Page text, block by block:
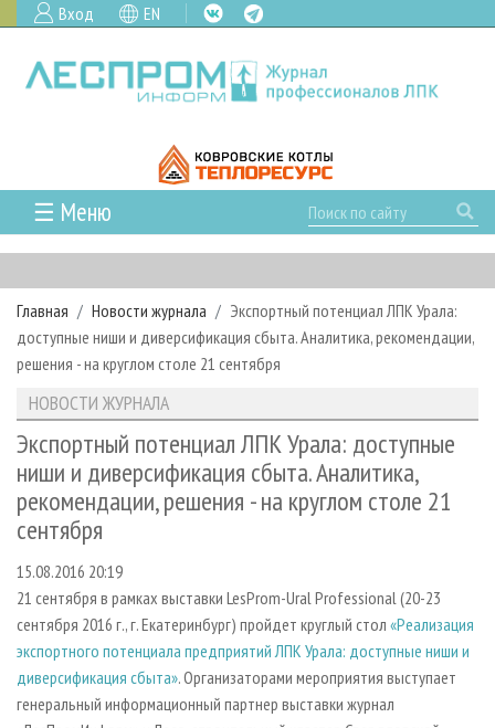
Вход EN
☰ Меню
ГЛАВНАЯ
РУБРИКИ И ТЕМЫ
РУБРИКИ ЖУРНАЛА
ЛЕСНОЕ ХОЗЯЙСТВО
ЛЕСОЗАГОТОВКА
ЛЕСОПИЛЕНИЕ
ДЕРЕВООБРАБОТКА
СУШКА ДРЕВЕСИНЫ
ПРОИЗВОДСТВО ДРЕВЕСНЫХ ПЛИТ
ДЕРЕВЯННОЕ ДОМОСТРОЕНИЕ
ПРОИЗВОДСТВО МЕБЕЛИ
БИОЭНЕРГЕТИКА
ЦБП
НОВОСТИ
КАЛЕНДАРЬ СОБЫТИЙ
НОВОСТИ ЛПК
НОВОСТИ ЖУРНАЛА
НОВОСТИ КОМПАНИЙ
ПРОЕКТЫ ЛПИ
АНАЛИТИКА
ПРЕДПРИЯТИЯ ЛПК
ЛЕСНЫЕ РЕГИОНЫ РОССИИ
ПЕРСОНЫ
МОБИЛЬНЫЕ ВЫСТАВКИ
ОФИЦИАЛЬНЫЕ ДЕЛЕГАЦИИ
ПРИОРИТЕТНЫЕ ИНВЕСТПРОЕКТЫ
RUSSIAN FORESTRY REVIEW
ГАЗЕТА ЛЕСПРОМФОРУМ
АРХИВ
АРХИВ ЖУРНАЛОВ
СТАТЬИ
О ЖУРНАЛЕ
ПОДПИСКА
КОНТАКТЫ
РЕКЛАМОДАТЕЛЯМ
РЕКЛАМА
РЕКЛАМА НА САЙТЕ
Главная Новости журнала
Экспортный потенциал ЛПК Урала:
доступные ниши и диверсификация сбыта. Аналитика, рекомендации,
решения - на круглом столе 21 сентября
НОВОСТИ ЖУРНАЛА
Экспортный потенциал ЛПК Урала: доступные
ниши и диверсификация сбыта. Аналитика,
рекомендации, решения - на круглом столе 21
сентября
15.08.2016 20:19
21 сентября в рамках выставки LesProm-Ural Professional (20-23
сентября 2016 г., г. Екатеринбург) пройдет круглый стол «Реализация
экспортного потенциала предприятий ЛПК Урала: доступные ниши и
диверсификация сбыта». Организаторами мероприятия выступает
генеральный информационный партнер выставки журнал